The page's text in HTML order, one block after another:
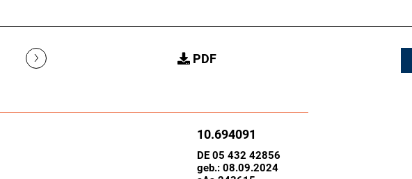
› PDF
10.694091
DE 05 432 42856
geb.: 08.09.2024